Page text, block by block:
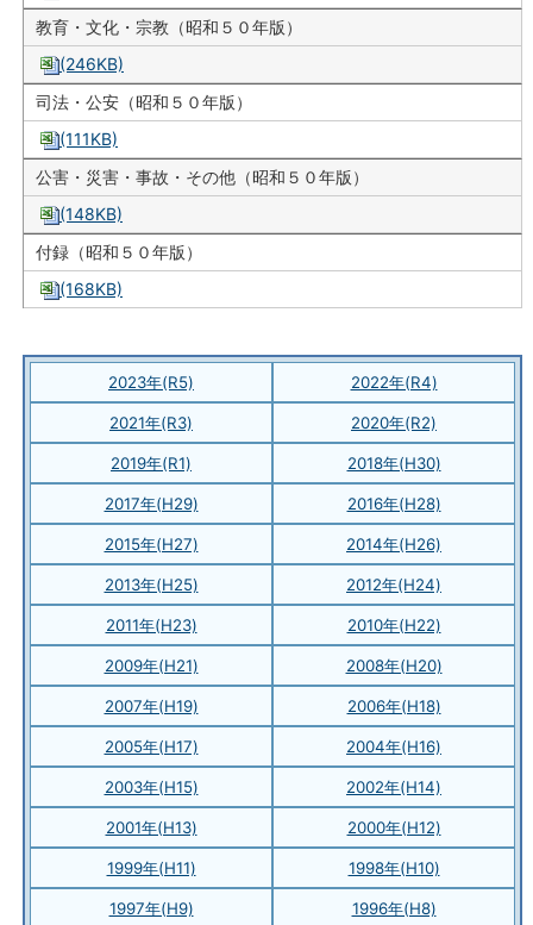
教育・文化・宗教（昭和５０年版）
(246KB)
司法・公安（昭和５０年版）
(111KB)
公害・災害・事故・その他（昭和５０年版）
(148KB)
付録（昭和５０年版）
(168KB)
2023年(R5) 2022年(R4)
2021年(R3) 2020年(R2)
2019年(R1) 2018年(H30)
2017年(H29) 2016年(H28)
2015年(H27) 2014年(H26)
2013年(H25) 2012年(H24)
2011年(H23) 2010年(H22)
2009年(H21) 2008年(H20)
2007年(H19) 2006年(H18)
2005年(H17) 2004年(H16)
2003年(H15) 2002年(H14)
2001年(H13) 2000年(H12)
1999年(H11) 1998年(H10)
1997年(H9) 1996年(H8)